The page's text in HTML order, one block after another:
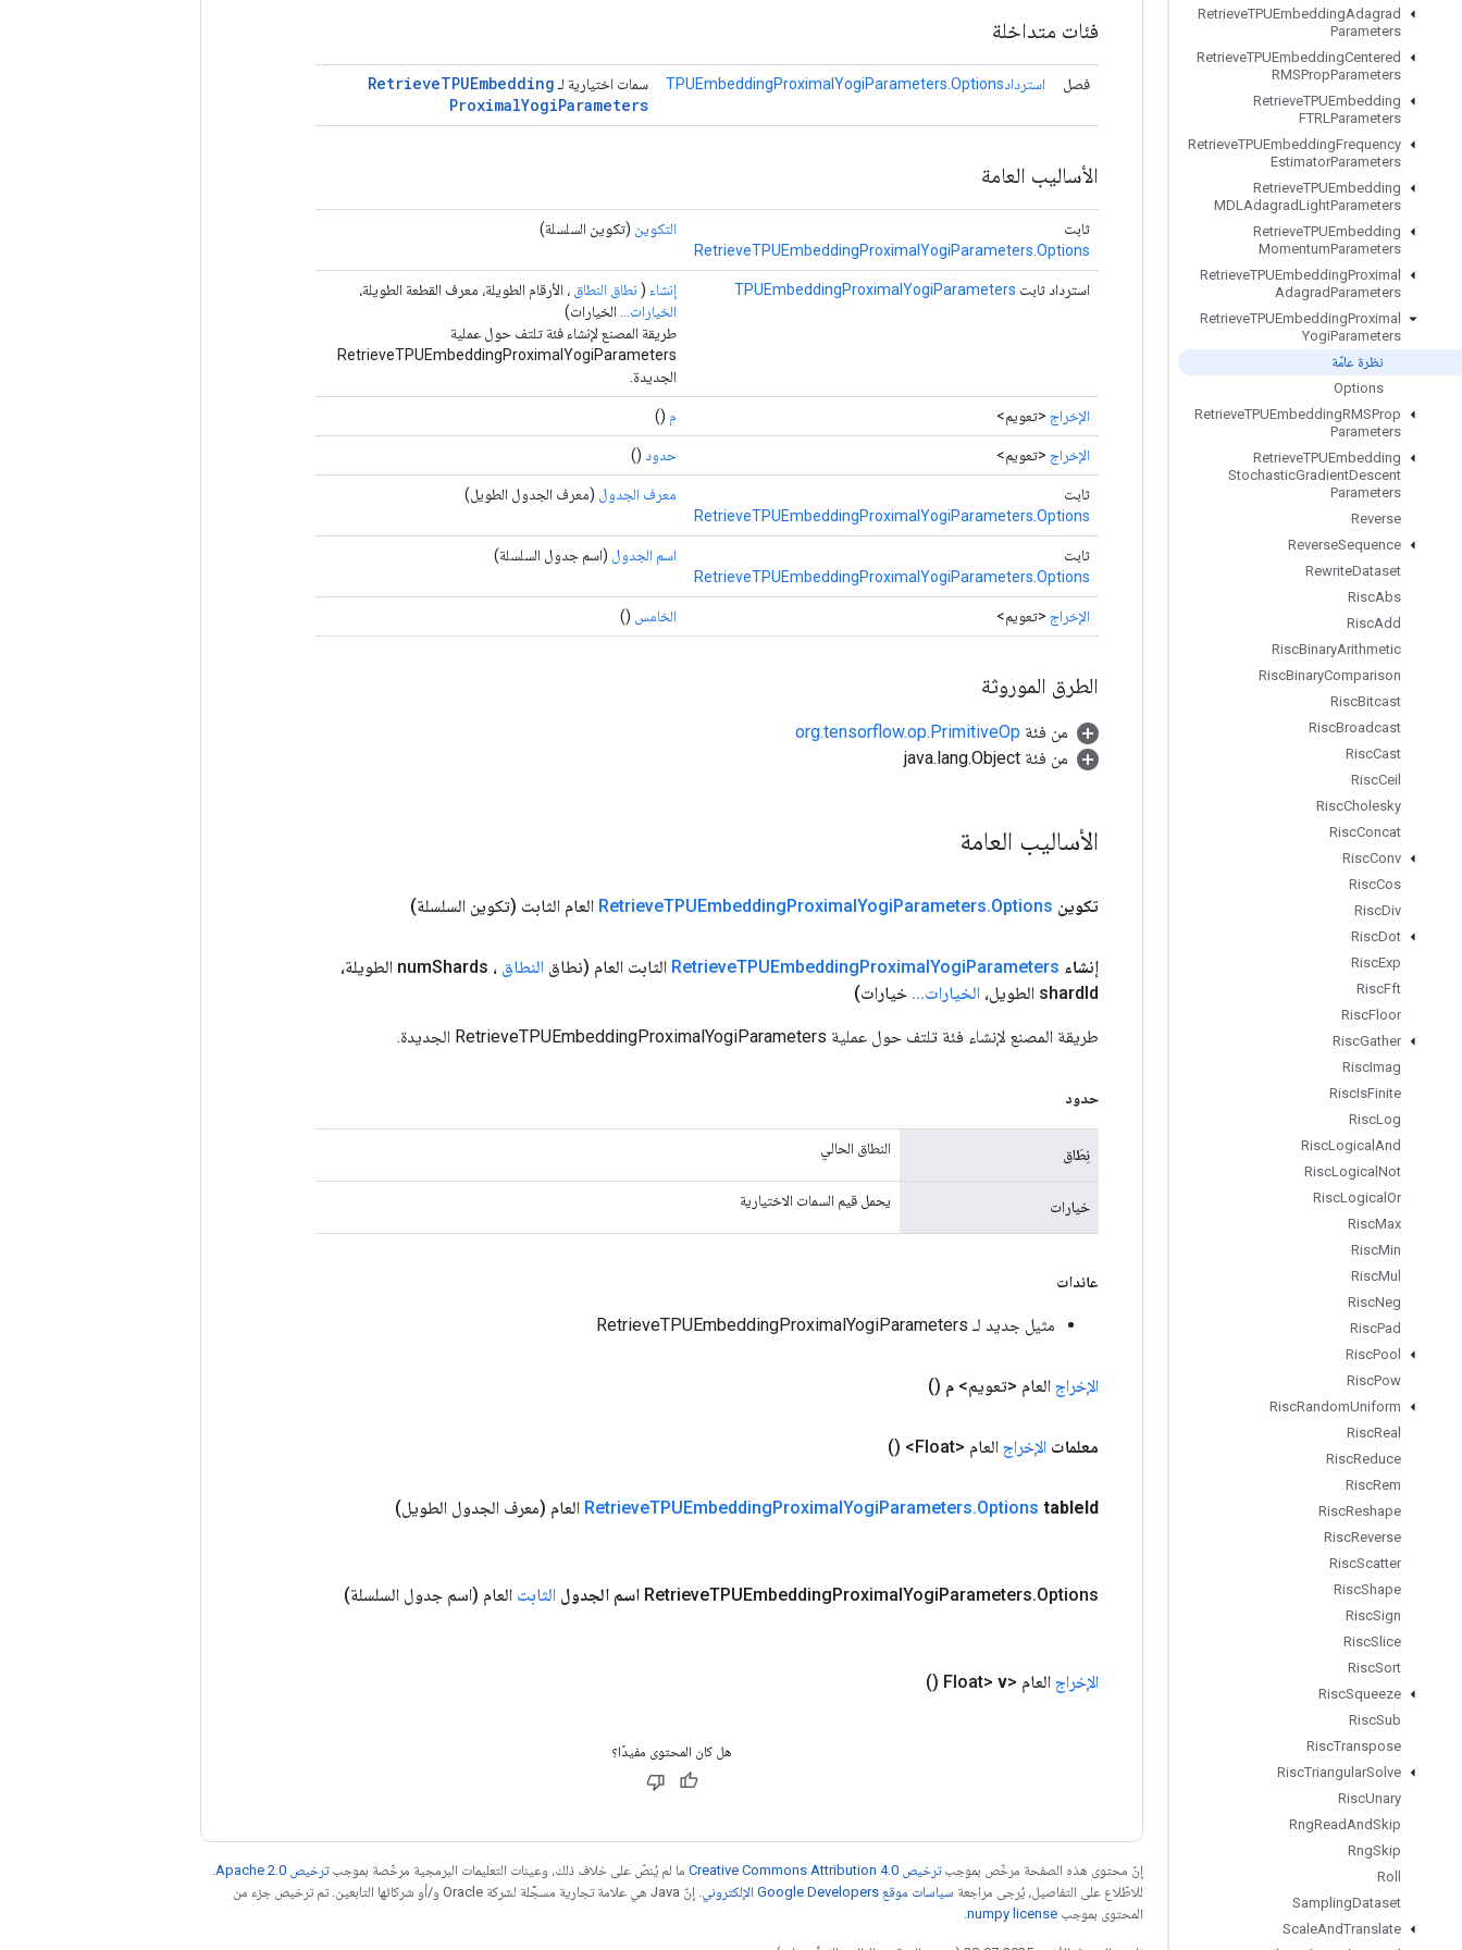
RetrieveTPUEmbeddingAdagrad
Parameters
RetrieveTPUEmbeddingCentered
RMSPropParameters
RetrieveTPUEmbedding
FTRLParameters
RetrieveTPUEmbeddingFrequency
EstimatorParameters
RetrieveTPUEmbedding
MDLAdagradLightParameters
RetrieveTPUEmbedding
MomentumParameters
RetrieveTPUEmbeddingProximal
AdagradParameters
RetrieveTPUEmbeddingProximal
YogiParameters
نظرة عامّة
Options
RetrieveTPUEmbeddingRMSProp
Parameters
RetrieveTPUEmbedding
StochasticGradientDescent
Parameters
Reverse
ReverseSequence
RewriteDataset
RiscAbs
RiscAdd
RiscBinaryArithmetic
RiscBinaryComparison
RiscBitcast
RiscBroadcast
RiscCast
RiscCeil
RiscCholesky
RiscConcat
RiscConv
RiscCos
RiscDiv
RiscDot
RiscExp
RiscFft
RiscFloor
RiscGather
RiscImag
RiscIsFinite
RiscLog
RiscLogical And
RiscLogical Not
RiscLogical Or
RiscMax
RiscMin
RiscMul
RiscNeg
RiscPad
RiscPool
RiscPow
RiscRandomUniform
RiscReal
RiscReduce
RiscRem
RiscReshape
RiscReverse
RiscScatter
RiscShape
RiscSign
RiscSlice
RiscSort
RiscSqueeze
RiscSub
RiscTranspose
RiscTriangularSolve
RiscUnary
RngReadAndSkip
RngSkip
Roll
SamplingDataset
ScaleAndTranslate
فئات متداخلة
فصل استردادTPUEmbeddingProximalYogiParameters.Options سمات اختيارية لـ RetrieveTPUEmbedding
ProximalYogiParameters
الأساليب العامة
ثابت
RetrieveTPUEmbeddingProximalYogiParameters.Options
التكوين (تكوين السلسلة)
استرداد ثابت TPUEmbeddingProximalYogiParameters إنشاء ( نطاق النطاق ، الأرقام الطويلة، معرف القطعة الطويلة،
الخيارات...
الخيارات)
طريقة المصنع لإنشاء فئة تلتف حول عملية
RetrieveTPUEmbeddingProximalYogiParameters
الجديدة.
الإخراج <تعويم> م ()
الإخراج <تعويم> حدود ()
ثابت
RetrieveTPUEmbeddingProximalYogiParameters.Options
معرف الجدول (معرف الجدول الطويل)
ثابت
RetrieveTPUEmbeddingProximalYogiParameters.Options
اسم الجدول (اسم جدول السلسلة)
الإخراج <تعويم> الخامس ()
الطرق الموروثة
من فئة org.tensorflow.op.PrimitiveOp
من فئة java.lang.Object
الأساليب العامة
تكوين RetrieveTPUEmbeddingProximalYogiParameters.Options العام الثابت (تكوين السلسلة)
إنشاء RetrieveTPUEmbeddingProximalYogiParameters الثابت العام (نطاق النطاق ، num
Shards الطويلة،
shardId الطويل، الخيارات.
.
. خيارات)
طريقة المصنع لإنشاء فئة تلتف حول عملية RetrieveTPUEmbeddingProximalYogiParameters الجديدة.
حدود
نِطَاق النطاق الحالي
خيارات يحمل قيم السمات الاختيارية
عائدات
مثيل جديد لـ RetrieveTPUEmbeddingProximalYogiParameters
الإخراج العام <تعويم> م ()
معلمات الإخراج العام <Float> ()
RetrieveTPUEmbeddingProximalYogiParameters.Options tableId العام (معرف الجدول الطويل)
RetrieveTPUEmbeddingProximalYogiParameters.Options اسم الجدول الثابت العام (اسم جدول السلسلة)
الإخراج العام <Float>v
()
هل كان المحتوى مفيدًا؟
إنّ محتوى هذه الصفحة مرخّص بموجبترخيص Creative Commons Attribution 4.0‏ ما لم يُنصّ على خلاف ذلك، وعينات التعليمات البرمجية مرخّصة بموجبترخيص Apache 2.0‏
للاطّلاع على التفاصيل، يُرجى مراجعة سياسات موقع Google Developers الإلكتروني
. إنّ Java هي علامة تجارية مسجَّلة لشركة Oracle و/أو شركائها التابعين. تم ترخيص جزء من
المحتوى بموجب numpy license